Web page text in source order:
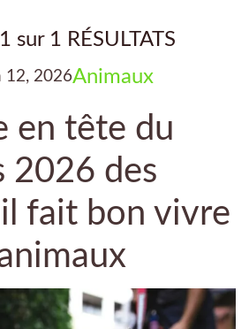
sur 1 RÉSULTATS
12, 2026Animaux
en tête du
2026 des
fait bon vivre